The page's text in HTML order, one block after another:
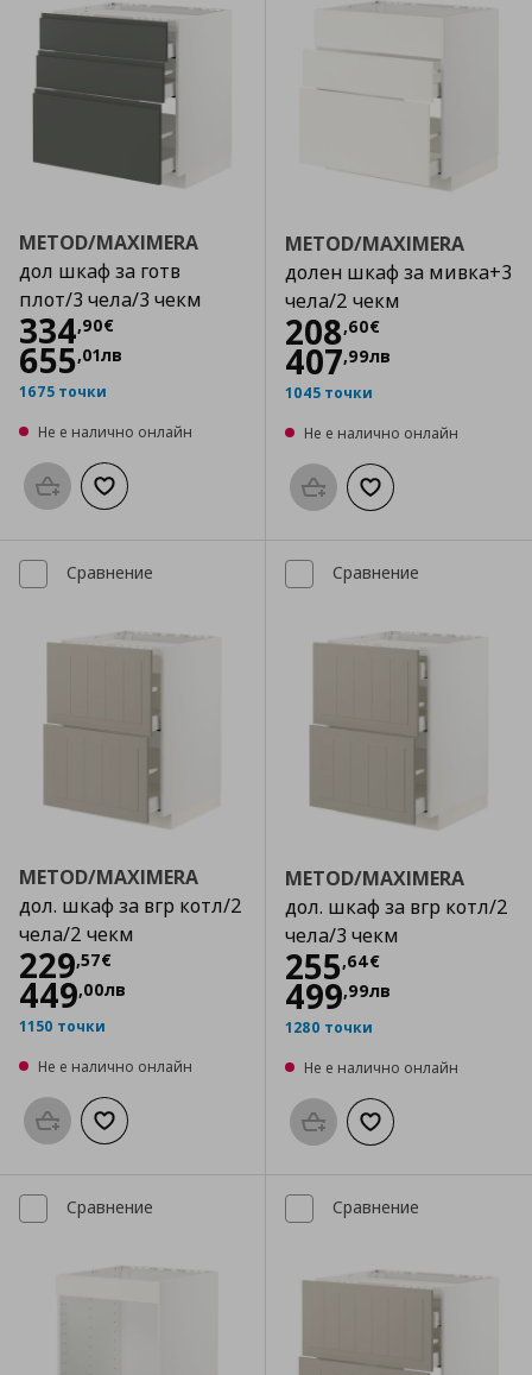
METOD/MAXIMERA
дол шкаф за готв
плот/3 чела/3 чекм
334,90€
Цена
655,01лв
1675 точки
Не е налично онлайн
Προσθήκη στο καλάθι
Добави към списъка с любими
METOD/MAXIMERA
долен шкаф за мивка+3
чела/2 чекм
208,60€
Цена
407,99лв
1045 точки
Не е налично онлайн
Προσθήκη στο καλάθι
Добави към
Сравнение
METOD/MAXIMERA
дол. шкаф за вгр котл/2
чела/2 чекм
229,57€
Цена
449,00лв
1150 точки
Не е налично онлайн
Προσθήκη στο καλάθι
Добави към списъка с любими
Сравнение
METOD/MAXIMERA
дол. шкаф за вгр котл/2
чела/3 чекм
255,64€
Цена
499,99лв
1280 точки
Не е налично онлайн
Προσθήκη στο καλάθι
Добави към
Сравнение Сравнение